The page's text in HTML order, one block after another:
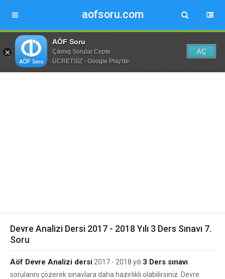
aofsoru.com
AÖF Soru
Çıkmış Sorular Cepte
ÜCRETSİZ - Google Play'de
AÇ
Devre Analizi Dersi 2017 - 2018 Yılı 3 Ders Sınavı 7.
Soru
Aöf Devre Analizi dersi 2017 - 2018 yılı 3 Ders sınavı
sorularını çözerek sınavlara daha hazırlıklı olabilirsiniz. Devre